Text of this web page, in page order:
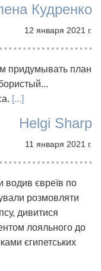
Кудренко
12 января 2021 г.
придумывать план
[...]
Helgi Sharp
11 января 2021 г.
водив євреїв по
розмовляти
дивитися
лояльного до
єгипетських